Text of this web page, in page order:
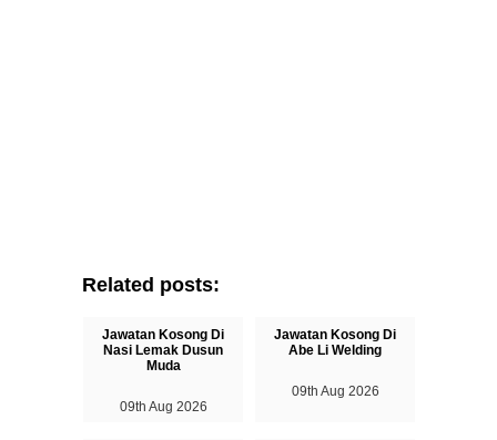
Related posts:
Jawatan Kosong Di
Nasi Lemak Dusun
Muda
09th Aug 2026
Jawatan Kosong Di
Abe Li Welding
09th Aug 2026